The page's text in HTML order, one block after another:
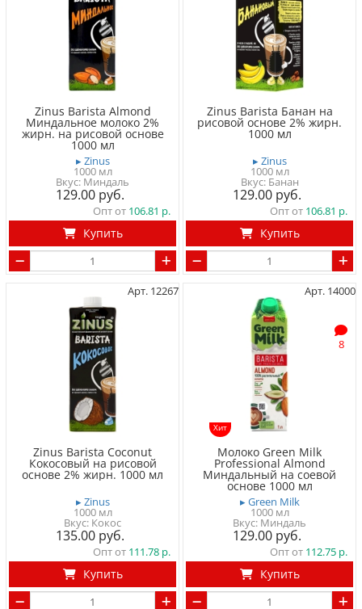
Zinus Barista Almond
Миндальное молоко 2%
жирн. на рисовой основе
1000 мл
▸ Zinus
1000 мл
Вкус: Миндаль
129.00
Опт от 106.81
Купить
Zinus Barista Банан на
рисовой основе 2% жирн.
1000 мл
▸ Zinus
1000 мл
Вкус: Банан
129.00
Опт от 106.81
Купить
Арт. 12267
Zinus Barista Coconut
Кокосовый на рисовой
основе 2% жирн. 1000 мл
▸ Zinus
1000 мл
Вкус: Кокос
135.00
Опт от 111.78
Купить
Арт. 14000
8
Хит
Молоко Green Milk
Professional Almond
Миндальный на соевой
основе 1000 мл
▸ Green Milk
1000 мл
Вкус: Миндаль
129.00
Опт от 112.75
Купить